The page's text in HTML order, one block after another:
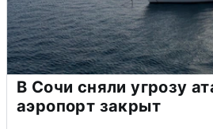
В Сочи сняли угрозу
аэропорт закрыт